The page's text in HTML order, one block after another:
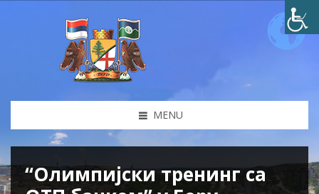
MENU
“Олимпијски тренинг са